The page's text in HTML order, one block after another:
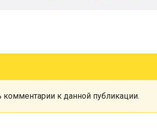
комментарии к данной публикации.